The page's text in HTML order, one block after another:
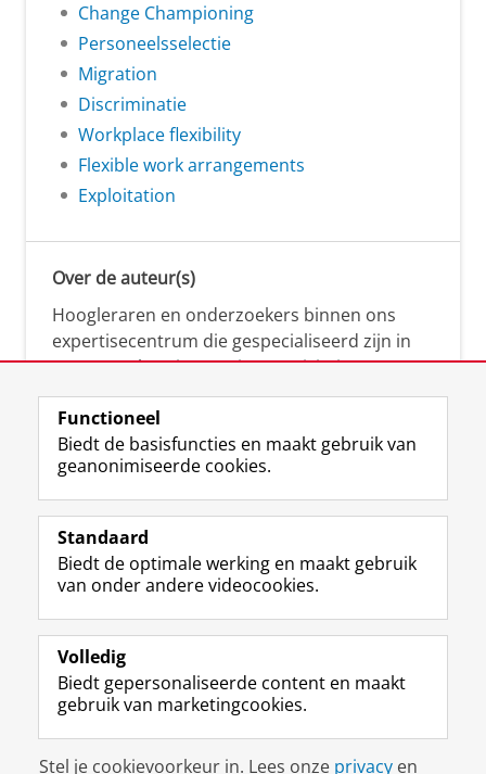
Change Championing
Personeelsselectie
Migration
Discriminatie
Workplace flexibility
Flexible work arrangements
Exploitation
Over de auteur(s)
Hoogleraren en onderzoekers binnen ons
expertisecentrum die gespecialiseerd zijn in
samenwerken, innovatie, creativiteit,
diversiteit, leiderschap en ethisch gedrag.
Over deze blog
Via deze blog vertalen onze experts hun
(actuele) wetenschappelijke kennis naar
praktische, heldere en toegankelijke inzichten.
Disclaimer & Copyright
Functioneel
Biedt de basisfuncties en maakt gebruik van
geanonimiseerde cookies.
Standaard
Biedt de optimale werking en maakt gebruik
van onder andere videocookies.
Volledig
Biedt gepersonaliseerde content en maakt
gebruik van marketingcookies.
Stel je cookievoorkeur in. Lees onze privacy en